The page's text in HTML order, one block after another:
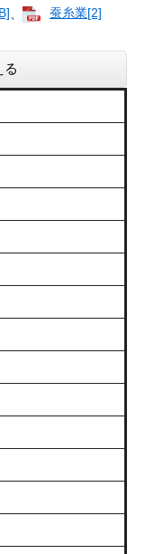
蚕糸業[2]
る